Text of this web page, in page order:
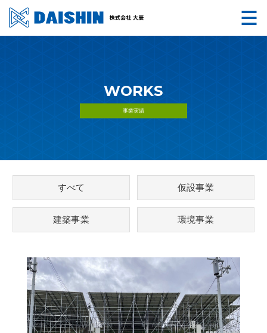
WORKS
事業実績
すべて 仮設事業
建築事業 環境事業